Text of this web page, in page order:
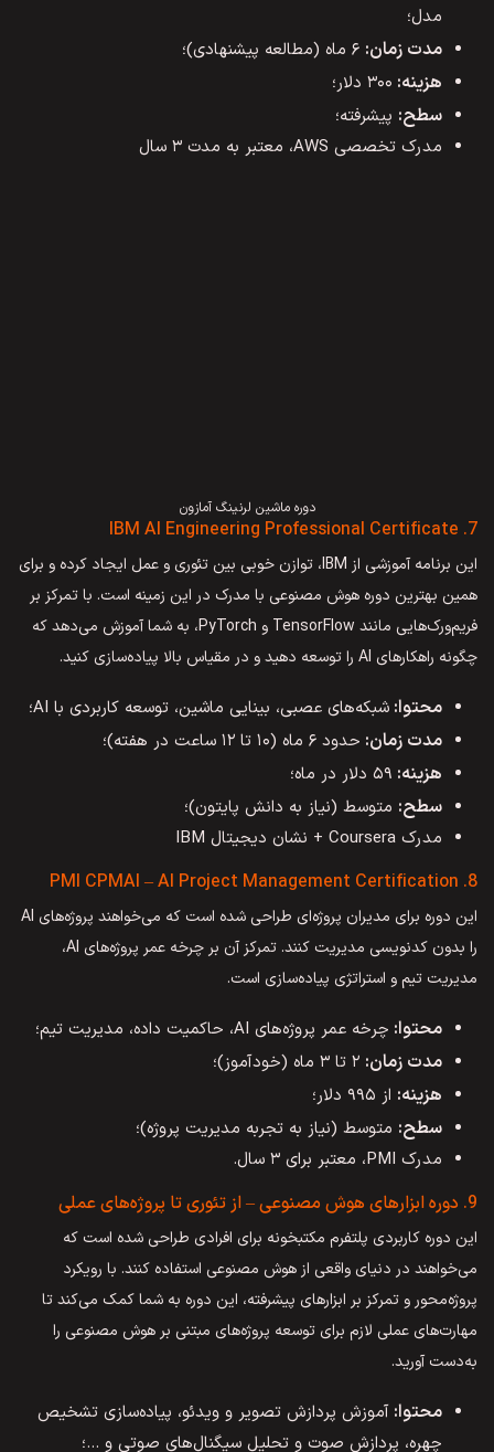
مدل؛
مدت زمان:
هزینه: ۳۰۰ دلار؛
سطح: پیشرفته؛
مدرک تخصصی AWS، معتبر به مدت ۳ سال
دوره ماشین لرنینگ آمازون
7. IBM AI Engineering Professional Certificate
این برنامه آموزشی از IBM، توازن خوبی بین تئوری و عمل ایجاد کرده و برای
همین بهترین دوره هوش مصنوعی با مدرک در این زمینه است. با تمرکز بر
فریم‌ورک‌هایی مانند TensorFlow و PyTorch، به شما آموزش می‌دهد که
چگونه راهکارهای AI را توسعه دهید و در مقیاس بالا پیاده‌سازی کنید.
محتوا: شبکه‌های عصبی، بینایی ماشین، توسعه کاربردی با AI؛
مدت زمان: حدود ۶ ماه (۱۰ تا ۱۲ ساعت در هفته)؛
هزینه: ۵۹ دلار در ماه؛
سطح: متوسط (نیاز به دانش پایتون)؛
مدرک Coursera + نشان دیجیتال IBM
8. PMI CPMAI – AI Project Management Certification
این دوره برای مدیران پروژه‌ای طراحی شده است که می‌خواهند پروژه‌های AI
را بدون کدنویسی مدیریت کنند. تمرکز آن بر چرخه عمر پروژه‌های AI،
مدیریت تیم و استراتژی پیاده‌سازی است.
محتوا: چرخه عمر پروژه‌های AI، حاکمیت داده، مدیریت تیم؛
مدت زمان:
هزینه: از ۹۹۵ دلار؛
سطح: متوسط (نیاز به تجربه مدیریت پروژه)؛
مدرک PMI، معتبر برای ۳ سال.
9. دوره ابزارهای هوش مصنوعی – از تئوری تا پروژه‌های عملی
این دوره کاربردی پلتفرم مکتبخونه برای افرادی طراحی شده است که
می‌خواهند در دنیای واقعی از هوش مصنوعی استفاده کنند. با رویکرد
پروژه‌محور و تمرکز بر ابزارهای پیشرفته، این دوره به شما کمک می‌کند تا
مهارت‌های عملی لازم برای توسعه پروژه‌های مبتنی بر هوش مصنوعی را
به‌دست آورید.
محتوا: آموزش پردازش تصویر و ویدئو، پیاده‌سازی تشخیص
چهره، پردازش صوت و تحلیل سیگنال‌های صوتی و …؛